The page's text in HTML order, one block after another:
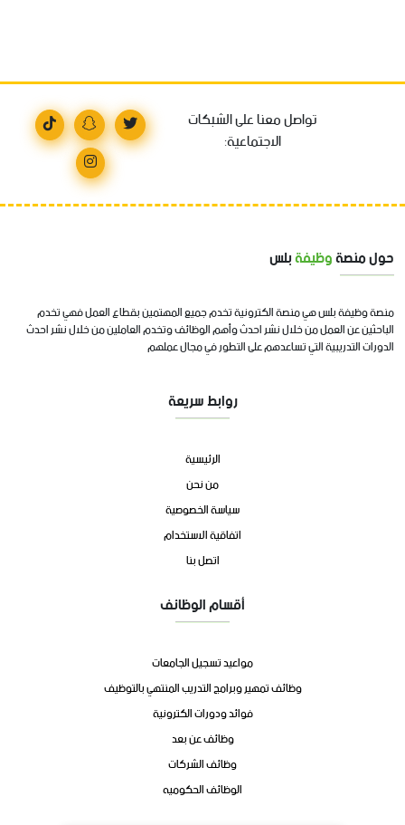
تواصل معنا على الشبكات
الاجتماعية:
حول منصةوظيفةبلس
منصة وظيفة بلس هي منصة الكترونية تخدم جميع المهتمين بقطاع العمل فهي تخدم
الباحثين عن العمل من خلال نشر احدث وأهم الوظائف وتخدم العاملين من خلال نشر احدث
الدورات التدريبية التي تساعدهم على التطور في مجال عملهم
روابط سريعة
الرئيسية
من نحن
سياسة الخصوصية
اتفاقية الاستخدام
اتصل بنا
أقسام الوظائف
مواعيد تسجيل الجامعات
وظائف تمهير وبرامج التدريب المنتهي بالتوظيف
فوائد ودورات الكترونية
وظائف عن بعد
وظائف الشركات
الوظائف الحكوميه